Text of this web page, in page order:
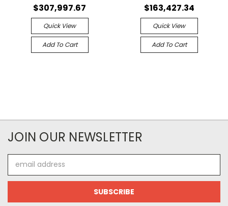
$307,997.67
Quick View
Add To Cart
$163,427.34
Quick View
Add To Cart
JOIN OUR NEWSLETTER
Address